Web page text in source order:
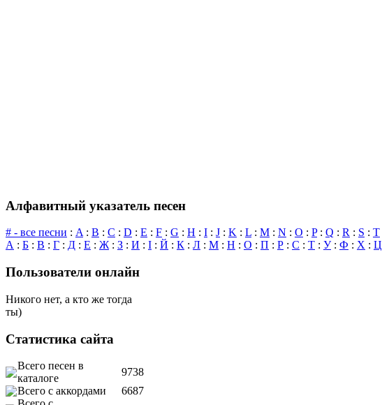
Алфавитный указатель песен
# - все песни : A: B : C : D : E : F : G : H : I : J : K : L : M : N : O : P: Q : R : S : T
А : Б : В : Г : Д : Е : Ж: З : И : І : Й : К : Л : М : Н : О : П : Р : С : Т : У: Ф : Х : Ц
Пользователи онлайн
Никого нет, а кто же тогда
ты)
Статистика сайта
Всего песен в
каталоге
9738
Всего с аккордами
6687